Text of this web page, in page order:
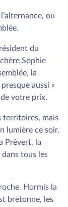
ou
du
Sophie
la
aussi «
votre prix.
territoires, mais
lumière ce soir.
Prévert, la
tous les
Hormis la
bretonne, les